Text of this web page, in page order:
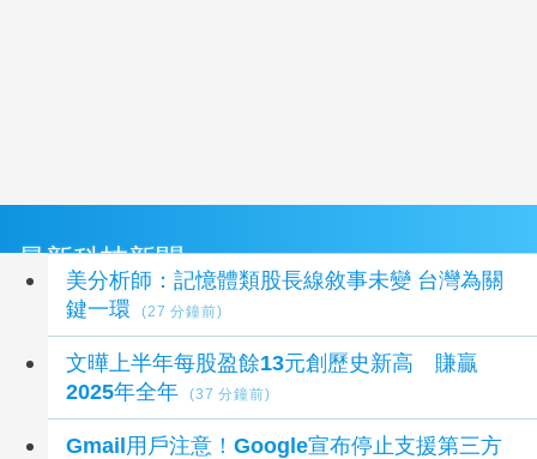
最新科技新聞
美分析師：記憶體類股長線敘事未變 台灣為關
鍵一環
(27 分鐘前)
文曄上半年每股盈餘13元創歷史新高 賺贏
2025年全年
(37 分鐘前)
Gmail用戶注意！Google宣布停止支援第三方